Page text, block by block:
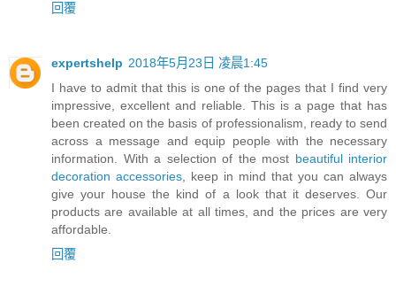
回覆
expertshelp 2018年5月23日 凌晨1:45
I have to admit that this is one of the pages that I find very
impressive, excellent and reliable. This is a page that has
been created on the basis of professionalism, ready to send
across a message and equip people with the necessary
information. With a selection of the most beautiful interior
decoration accessories , keep in mind that you can always
give your house the kind of a look that it deserves. Our
products are available at all times, and the prices are very
affordable.
回覆